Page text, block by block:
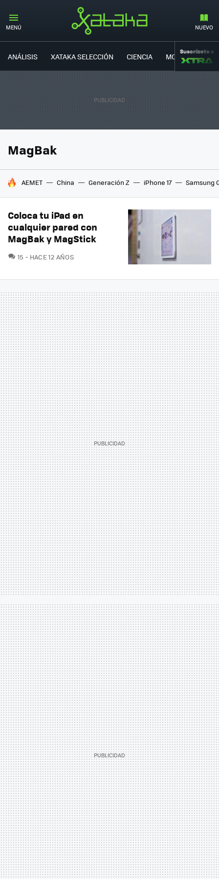
MENÚ NUEVO
ANÁLISIS XATAKA SELECCIÓN CIENCIA MOVILIDAD
Suscríbete a
MagBak
HOY SE HABLA DE
AEMET China Generación Z iPhone 17 Samsung
Coloca tu iPad en
cualquier pared con
MagBak y MagStick
15 COMENTARIOS
HACE 12 AÑOS